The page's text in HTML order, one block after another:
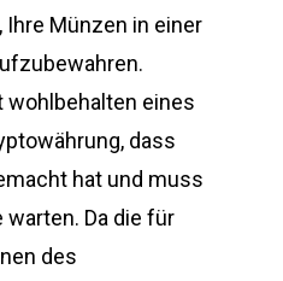
Münzen in einer
wohlbehalten eines
dass
hat und muss
Da die für
des